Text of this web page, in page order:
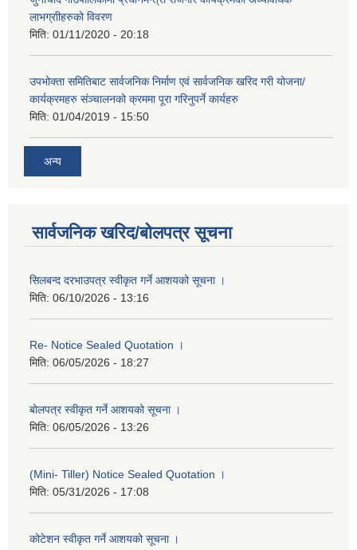
लाभग्राीहरुको विवरण
मिति: 01/11/2020 - 20:18
उपभोक्ता समितिबाट सार्वजनिक निर्माण एवं सार्वजनिक खरिद गरी योजना/
कार्यक्रमहरु संञ्‍चालनको क्रममा पूरा गरिनुपर्ने कार्यहरु
मिति: 01/04/2019 - 15:50
अन्य
सार्वजनिक खरिद/बोलपत्र सूचना
सिलबन्द दरभाउपत्र स्वीकृत गर्ने आशयको सूचना ।
मिति: 06/10/2026 - 13:16
Re- Notice Sealed Quotation ।
मिति: 06/05/2026 - 18:27
बोलपत्र स्वीकृत गर्ने आशयको सूचना ।
मिति: 06/05/2026 - 13:26
(Mini- Tiller) Notice Sealed Quotation ।
मिति: 05/31/2026 - 17:08
कोटेशन स्वीकृत गर्ने आशयको सूचना ।